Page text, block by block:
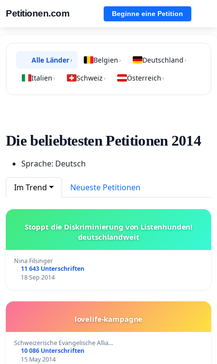
Petitionen.com Beginne eine Petition
Alle Länder› Belgien › Deutschland ›
Italien › Schweiz › Österreich ›
Die beliebtesten Petitionen 2014
Sprache: Deutsch
Im Trend Neueste Petitionen
Stoppt die Diskriminierung von Listenhunden!
deutschlandweit
Nina Filsinger
11 643 Unterschriften
18 Sep 2014
lovelife-kampagne
Schweizerische Evangelische Allia…
10 086 Unterschriften
15 May 2014